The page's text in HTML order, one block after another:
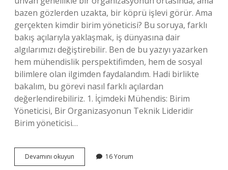
bazen gözlerden uzakta, bir köprü işlevi görür. Ama
gerçekten kimdir birim yöneticisi? Bu soruya, farklı
bakış açılarıyla yaklaşmak, iş dünyasına dair
algılarımızı değiştirebilir. Ben de bu yazıyı yazarken
hem mühendislik perspektifimden, hem de sosyal
bilimlere olan ilgimden faydalandım. Hadi birlikte
bakalım, bu görevi nasıl farklı açılardan
değerlendirebiliriz. 1. İçimdeki Mühendis: Birim
Yöneticisi, Bir Organizasyonun Teknik Lideridir
Birim yöneticisi…
Devamını okuyun
yöneticisi
16 Yorum